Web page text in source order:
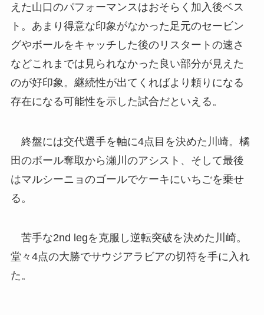
えた山口のパフォーマンスはおそらく加入後ベス
ト。あまり得意な印象がなかった足元のセービン
グやボールをキャッチした後のリスタートの速さ
などこれまでは見られなかった良い部分が見えた
のが好印象。継続性が出てくればより頼りになる
存在になる可能性を示した試合だといえる。
終盤には交代選手を軸に4点目を決めた川崎。橘
田のボール奪取から瀬川のアシスト、そして最後
はマルシーニョのゴールでケーキにいちごを乗せ
る。
苦手な2nd legを克服し逆転突破を決めた川崎。
堂々4点の大勝でサウジアラビアの切符を手に入れ
た。